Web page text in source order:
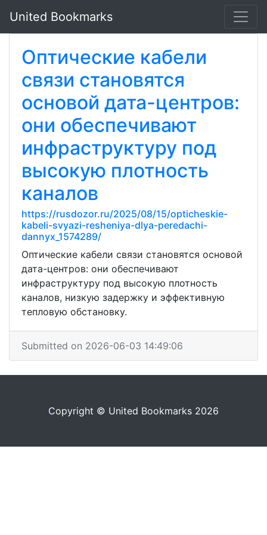
United Bookmarks
Оптические кабели
связи становятся
основой дата-центров:
они обеспечивают
инфраструктуру под
высокую плотность
каналов
https://rusdozor.ru/2025/08/15/opticheskie-
kabeli-svyazi-resheniya-dlya-peredachi-
dannyx_1574289/
Оптические кабели связи становятся основой
дата-центров: они обеспечивают
инфраструктуру под высокую плотность
каналов, низкую задержку и эффективную
тепловую обстановку.
Submitted on 2026-06-03 14:49:06
Copyright © United Bookmarks 2026